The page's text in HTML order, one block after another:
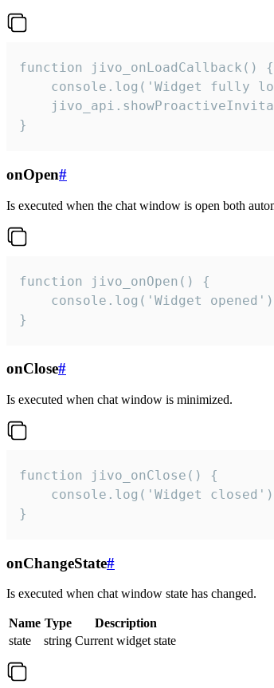
function jivo_onLoadCallback() {
console.log('Widget fully
}
onOpen#
Is executed when the chat window is open both
function jivo_onOpen() {
console.log('Widget
}
onClose#
Is executed when chat window is minimized.
function jivo_onClose() {
console.log('Widget
}
onChangeState#
Is executed when chat window state has changed.
Name Type
Description
state
string Current widget state